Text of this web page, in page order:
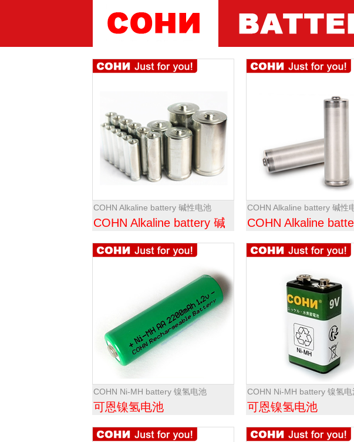
COHN Alkaline battery 碱性电池
COHN Alkaline battery 碱
性电池
COHN Alkaline battery 碱性
COHN Alkaline
性电池
COHN Ni-MH battery 镍氢电池
可恩镍氢电池
COHN Ni-MH battery 镍氢电
可恩镍氢电池